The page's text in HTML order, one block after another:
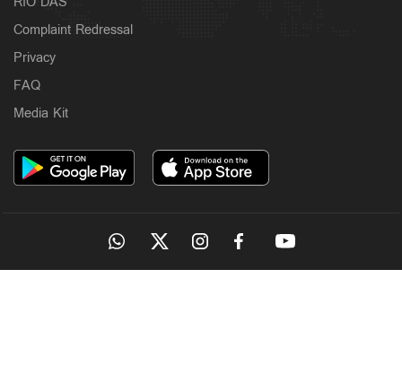
Complaint Redressal
Privacy
FAQ
Media Kit